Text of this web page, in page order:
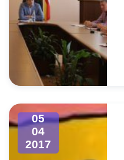
05
04
2017